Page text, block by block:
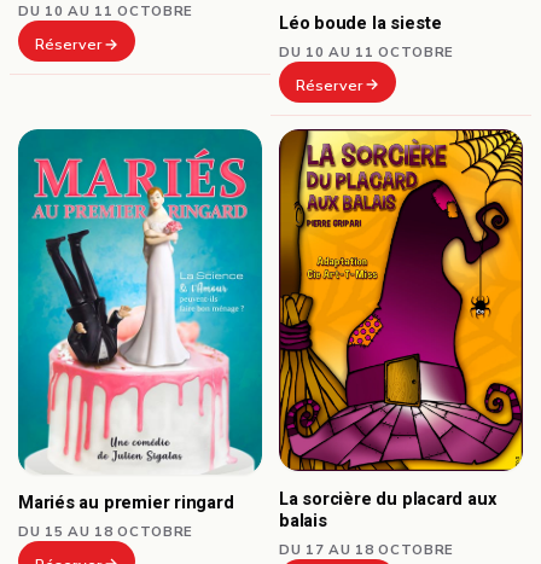
DU 10 AU 11 OCTOBRE
Réserver
Léo boude la sieste
DU 10 AU 11 OCTOBRE
Réserver
Mariés au premier ringard
DU 15 AU 18 OCTOBRE
La sorcière du placard aux
balais
DU 17 AU 18 OCTOBRE